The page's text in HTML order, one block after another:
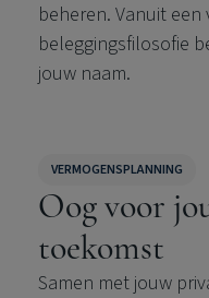
beheren. Vanuit
beleggingsfilosofie
jouw naam.
VERMOGENSPLANNING
Oog voor
toekomst
Samen met jouw